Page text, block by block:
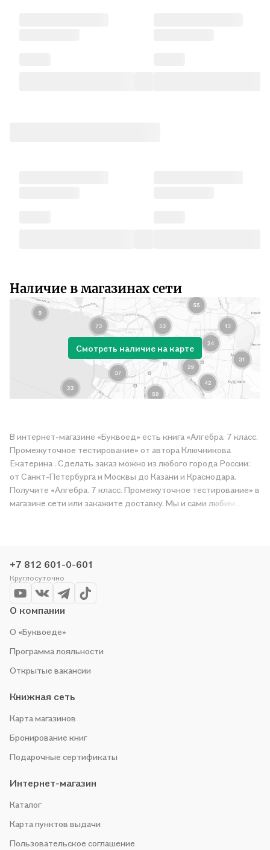
Наличие в магазинах сети
Смотреть наличие на карте
В интернет-магазине «Буквоед» есть книга «Алгебра. 7 класс.
Промежуточное тестирование» от автора Ключникова
Екатерина . Сделать заказ можно из любого города России:
от Санкт-Петербурга и Москвы до Казани и Краснодара.
Получите «Алгебра. 7 класс. Промежуточное тестирование» в
магазине сети или закажите доставку. Мы и сами любим
+7 812 601-0-601
Круглосуточно
О компании
О «Буквоеде»
Программа лояльности
Открытые вакансии
Книжная сеть
Карта магазинов
Бронирование книг
Подарочные сертификаты
Интернет-магазин
Каталог
Карта пунктов выдачи
Пользовательское соглашение